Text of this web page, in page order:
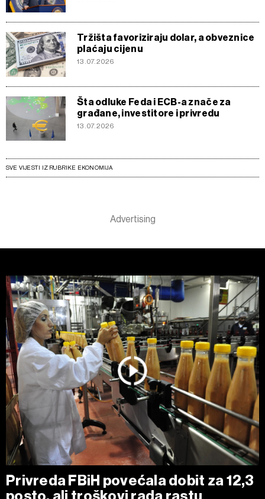
Tržišta favoriziraju dolar, a obveznice
plaćaju cijenu
13.07.2026
Šta odluke Feda i ECB-a znače za
građane, investitore i privredu
13.07.2026
SVE VIJESTI IZ RUBRIKE EKONOMIJA
Privreda FBiH povećala dobit za 12,3